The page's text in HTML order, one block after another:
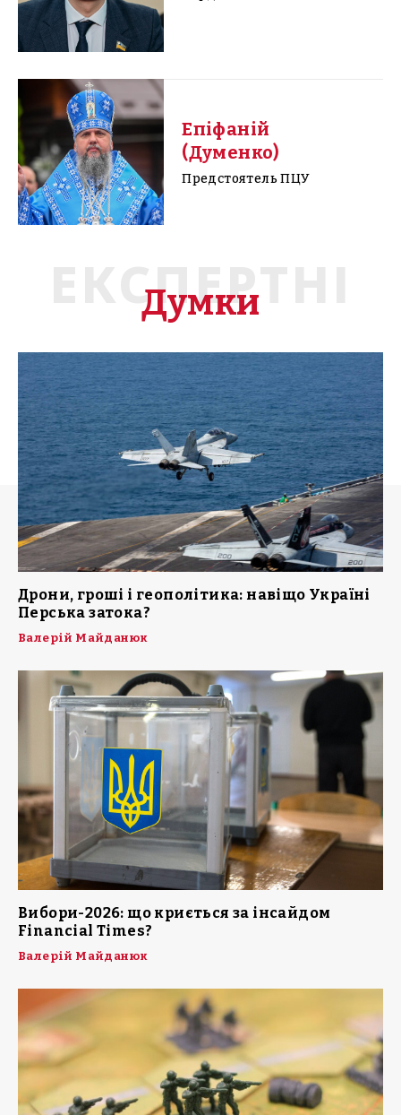
Епіфаній
(Думенко)
Предстоятель ПЦУ
ЕКСПЕРТНІ
Думки
Дрони, гроші і геополітика: навіщо Україні
Перська затока?
Валерій Майданюк
Вибори-2026: що криється за інсайдом
Financial Times?
Валерій Майданюк